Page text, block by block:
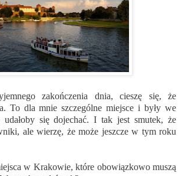
zakończenia dnia, cieszę się, że
To dla mnie szczególne miejsce i były we
się dojechać. I tak jest smutek, że
ale wierzę, że może jeszcze w tym roku
w Krakowie, które obowiązkowo muszą